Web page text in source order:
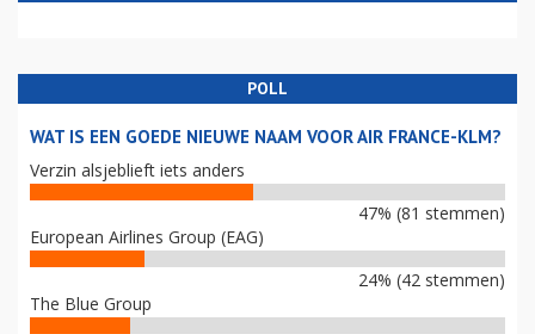
POLL
WAT IS EEN GOEDE NIEUWE NAAM VOOR AIR FRANCE-KLM?
Verzin alsjeblieft iets anders
47% (81 stemmen)
European Airlines Group (EAG)
24% (42 stemmen)
The Blue Group